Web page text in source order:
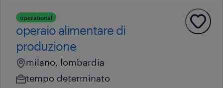
operational
operaio alimentare di
produzione
milano, lombardia
tempo determinato